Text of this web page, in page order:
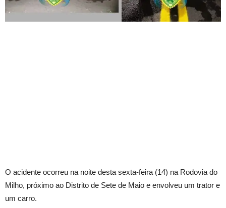
O acidente ocorreu na noite desta sexta-feira (14) na Rodovia do
Milho, próximo ao Distrito de Sete de Maio e envolveu um trator e
um carro.